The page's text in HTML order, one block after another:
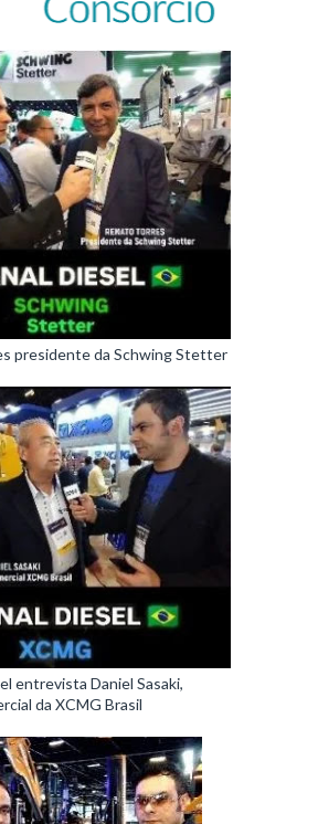
presidente da Schwing Stetter
entrevista Daniel Sasaki,
da XCMG Brasil